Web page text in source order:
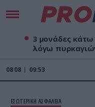
3 μονάδες
λόγω
08 08 09:53
ΕΣΩΤΕΡΙΚΗ ΑΣΦΑΛΕΙΑ